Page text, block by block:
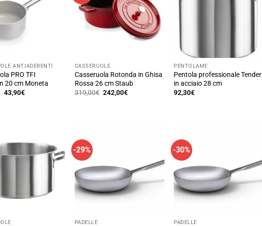
ANTIADERENTI
PRO TFI
20 cm Moneta
Il
43,90€Il
CASSERUOLE
Casseruola Rotonda in Ghisa
Rossa 26 cm Staub
319,00€ Il
242,00€Il
PENTOLAME
Pentola professionale Tender
in acciaio 28 cm
92,30€
-29%
PADELLE
-30%
PADELLE